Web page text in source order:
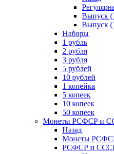
Выпуск
Выпуск
Наборы
1 рубль
2 рубля
3 рубля
5 рублей
10 рублей
1 копейка
5 копеек
10 копеек
50 копеек
Монеты РСФСР и
Назад
Монеты
РСФСР и СССР